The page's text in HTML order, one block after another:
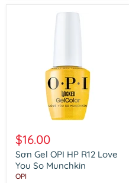
Gel
OPI
HP
R12
Love
$16.00
Sơn Gel OPI HP R12 Love
You So Munchkin
OPI